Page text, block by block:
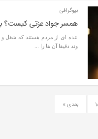
بیوگرافی
همسر جواد عزتی کیست؟
عده ای از مردم هستند که
وند دقیقا آن ها را ...
بعدی »